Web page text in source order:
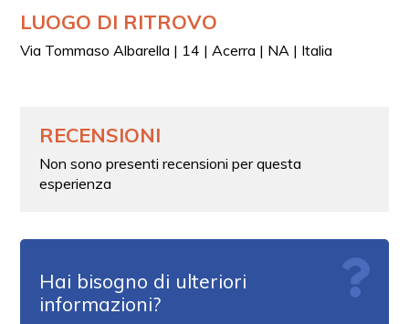
LUOGO DI RITROVO
Via Tommaso Albarella | 14 | Acerra | NA | Italia
RECENSIONI
Non sono presenti recensioni per questa
esperienza
Hai bisogno di ulteriori
informazioni?